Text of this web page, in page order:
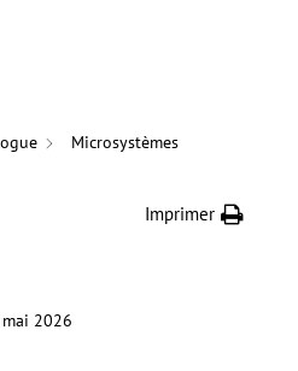
Microsystèmes
Imprimer
2026